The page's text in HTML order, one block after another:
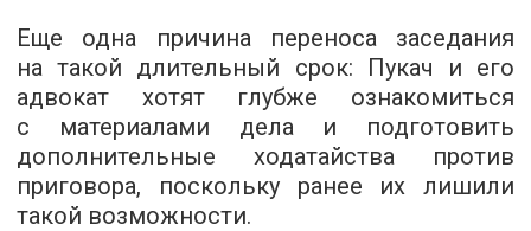
Еще одна причина переноса заседания
на такой длительный срок: Пукач и его
адвокат хотят глубже ознакомиться
с материалами дела и подготовить
дополнительные ходатайства против
приговора, поскольку ранее их лишили
такой возможности.